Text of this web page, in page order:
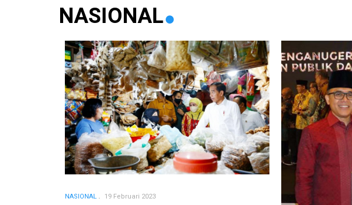
NASIONAL
NASIONAL 19 Februari 2023